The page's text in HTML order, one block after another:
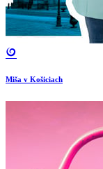
Miša v Košiciach